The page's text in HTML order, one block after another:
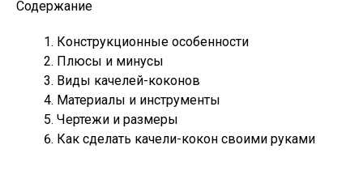
Содержание
Конструкционные особенности
Плюсы и минусы
Виды качелей-коконов
Материалы и инструменты
Чертежи и размеры
Как сделать качели-кокон своими руками